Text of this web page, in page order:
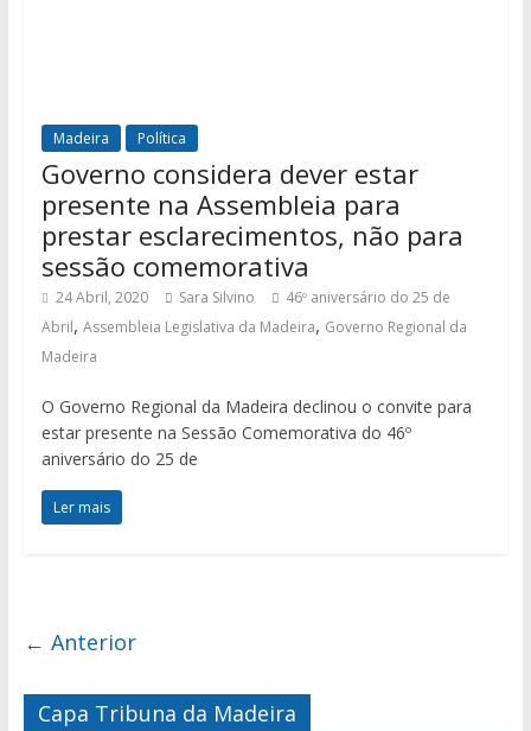
Madeira Política
Governo considera dever estar
presente na Assembleia para
prestar esclarecimentos, não para
sessão comemorativa
24 Abril, 2020 Sara Silvino
46º aniversário do 25 de
Abril, Assembleia Legislativa da Madeira, Governo Regional da
Madeira
O Governo Regional da Madeira declinou o convite para
estar presente na Sessão Comemorativa do 46º
aniversário do 25 de
Ler mais
← Anterior
Capa Tribuna da Madeira